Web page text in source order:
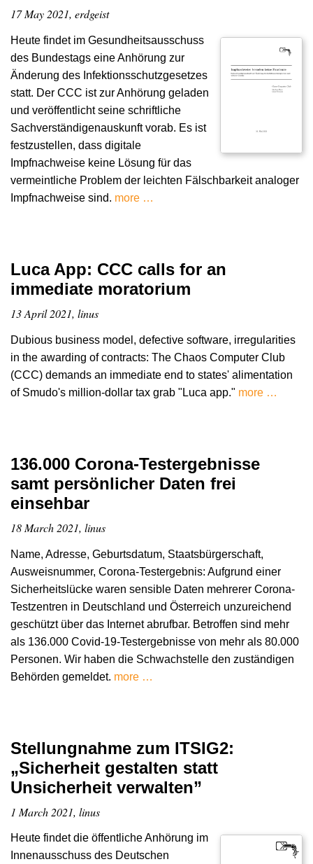
17 May 2021, erdgeist
Heute findet im Gesundheitsausschuss
des Bundestags eine Anhörung zur
Änderung des Infektionsschutzgesetzes
statt. Der CCC ist zur Anhörung geladen
und veröffentlicht seine schriftliche
Sachverständigenauskunft vorab. Es ist
festzustellen, dass digitale
Impfnachweise keine Lösung für das
vermeintliche Problem der leichten Fälschbarkeit analoger
Impfnachweise sind. more …
Luca App: CCC calls for an
immediate moratorium
13 April 2021, linus
Dubious business model, defective software, irregularities
in the awarding of contracts: The Chaos Computer Club
(CCC) demands an immediate end to states' alimentation
of Smudo's million-dollar tax grab "Luca app." more …
136.000 Corona-Testergebnisse
samt persönlicher Daten frei
einsehbar
18 March 2021, linus
Name, Adresse, Geburtsdatum, Staatsbürgerschaft,
Ausweisnummer, Corona-Testergebnis: Aufgrund einer
Sicherheitslücke waren sensible Daten mehrerer Corona-
Testzentren in Deutschland und Österreich unzureichend
geschützt über das Internet abrufbar. Betroffen sind mehr
als 136.000 Covid-19-Testergebnisse von mehr als 80.000
Personen. Wir haben die Schwachstelle den zuständigen
Behörden gemeldet. more …
Stellungnahme zum ITSIG2:
„Sicherheit gestalten statt
Unsicherheit verwalten”
1 March 2021, linus
Heute findet die öffentliche Anhörung im
Innenausschuss des Deutschen